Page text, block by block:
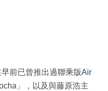
早前已曾推出過聯乘版Air
」，以及與藤原浩主